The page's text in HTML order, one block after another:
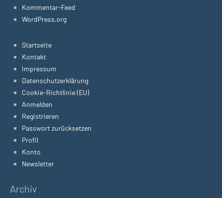
Kommentar-Feed
WordPress.org
Startseite
Kontakt
Impressum
Datenschutzerklärung
Cookie-Richtlinie (EU)
Anmelden
Registrieren
Passwort zurücksetzen
Profil
Konto
Newsletter
Archiv